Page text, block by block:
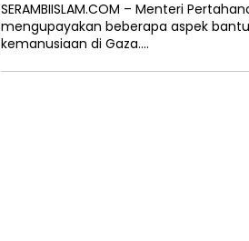
SERAMBIISLAM.COM – Menteri
mengupayakan beberapa aspek
kemanusiaan di Gaza….